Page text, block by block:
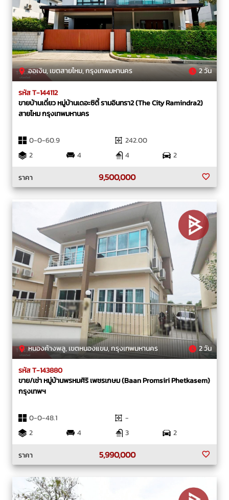
ออเงิน, เขตสายไหม, กรุงเทพมหานคร 2 วัน
รหัส T-144112
ขายบ้านเดี่ยว หมู่บ้านเดอะซิตี้ รามอินทรา2 (The City Ramindra2)
สายไหม กรุงเทพมหานคร
0-0-60.9
242.00
2
4 4
2
ราคา
9,500,000
หนองค้างพลู, เขตหนองแขม, กรุงเทพมหานคร 2 วัน
รหัส T-143880
ขาย/เช่า หมู่บ้านพรหมศิริ เพชรเกษม (Baan Promsiri Phetkasem)
กรุงเทพฯ
0-0-48.1
-
2
4 3
2
ราคา
5,990,000